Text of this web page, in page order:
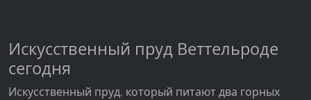
Искусственный пруд Веттельроде
сегодня
Искусственный пруд, который питают два горных